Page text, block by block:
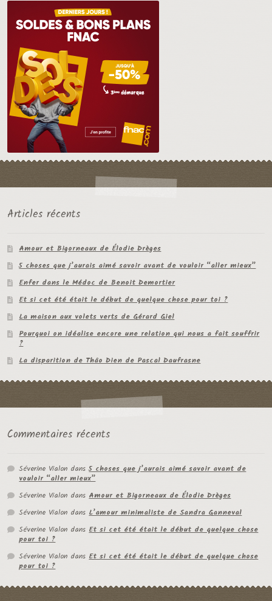
Articles récents
Amour et Bigorneaux de Élodie Drèges
5 choses que j’aurais aimé savoir avant de vouloir “aller mieux”
Enfer dans le Médoc de Benoit Demortier
Et si cet été était le début de quelque chose pour toi ?
La maison aux volets verts de Gérard Giel
Pourquoi on idéalise encore une relation qui nous a fait souffrir
?
La disparition de Thâo Dien de Pascal Daufrasne
Commentaires récents
Séverine Vialon dans5 choses que j’aurais aimé savoir avant de
vouloir “aller mieux”
Séverine Vialon dansAmour et Bigorneaux de Élodie Drèges
Séverine Vialon dansL’amour minimaliste de Sandra Ganneval
Séverine Vialon dansEt si cet été était le début de quelque chose
pour toi ?
Séverine Vialon dansEt si cet été était le début de quelque chose
pour toi ?